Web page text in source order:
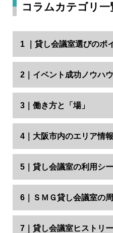
コラムカテゴリ一
1 ｜貸し会議室選びのポ
2｜イベント成功ノウハウ
3｜働き方と「場」
4｜大阪市内のエリア情報
5｜貸し会議室の利用シ
6｜ＳＭＧ貸し会議室の
7｜貸し会議室ヒストリー